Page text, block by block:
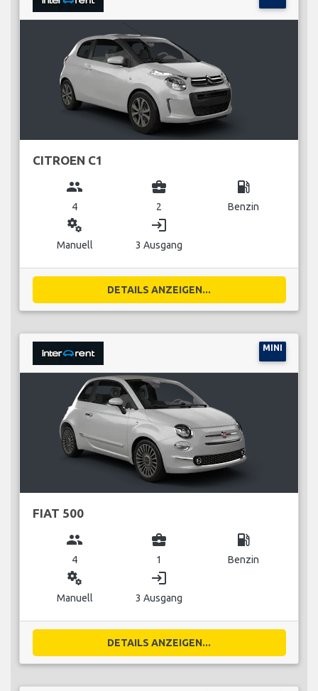
CITROEN C1
group
4
business_center
2
local_gas_station
Benzin
miscellaneous_services
Manuell
login
3 Ausgang
DETAILS ANZEIGEN...
MINI
FIAT 500
group
4
business_center
1
local_gas_station
Benzin
miscellaneous_services
Manuell
login
3 Ausgang
DETAILS ANZEIGEN...